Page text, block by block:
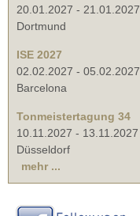
20.01.2027 - 21.01.2027
Dortmund
ISE 2027
02.02.2027 - 05.02.2027
Barcelona
Tonmeistertagung 34
10.11.2027 - 13.11.2027
Düsseldorf
mehr ...